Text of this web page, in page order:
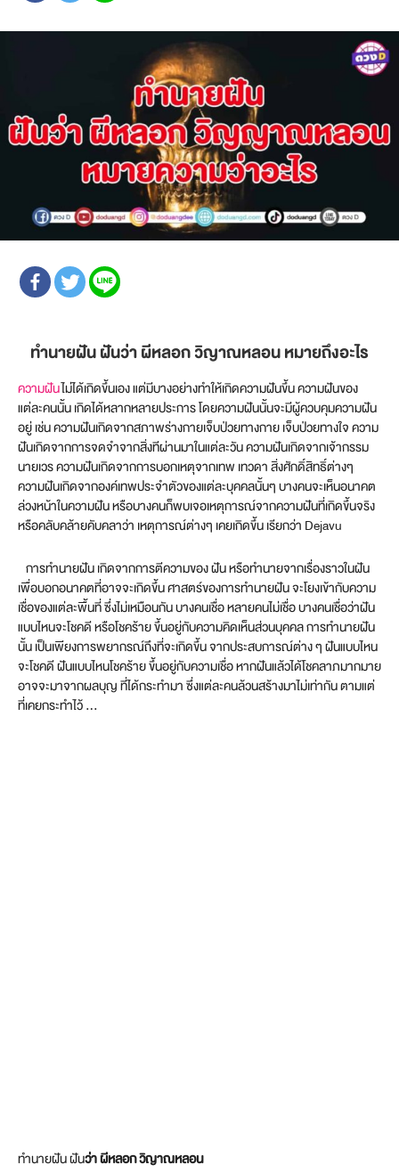
ทำนายฝัน ฝันว่า ผีหลอก วิญาณหลอน หมายถึงอะไร
ความฝันไม่ได้เกิดขึ้นเอง แต่มีบางอย่างทำให้เกิดความฝันขึ้น ความฝันของ
แต่ละคนนั้น เกิดได้หลากหลายประการ โดยความฝันนั้นจะมีผู้ควบคุมความฝัน
อยู่ เช่น ความฝันเกิดจากสภาพร่างกายเจ็บป่วยทางกาย เจ็บป่วยทางใจ ความ
ฝันเกิดจากการจดจำจากสิ่งทีผ่านมาในแต่ละวัน ความฝันเกิดจากเจ้ากรรม
นายเวร ความฝันเกิดจากการบอกเหตุจากเทพ เทวดา สิ่งศักดิ์สิทธิ์ต่างๆ
ความฝันเกิดจากองค์เทพประจำตัวของแต่ละบุคคลนั้นๆ บางคนจะเห็นอนาคต
ล่วงหน้าในความฝัน หรือบางคนก็พบเจอเหตุการณ์จากความฝันที่เกิดขึ้นจริง
หรือคลับคล้ายคับคลาว่า เหตุการณ์ต่างๆ เคยเกิดขึ้น เรียกว่า Dejavu
การทำนายฝัน เกิดจากการตีความของ ฝัน หรือทำนายจากเรื่องราวในฝัน
เพื่อบอกอนาคตที่อาจจะเกิดขึ้น ศาสตร์ของการทำนายฝัน จะโยงเข้ากับความ
เชื่อของแต่ละพื้นที่ ซึ่งไม่เหมือนกัน บางคนเชื่อ หลายคนไม่เชื่อ บางคนเชื่อว่าฝัน
แบบไหนจะโชคดี หรือโชคร้าย ขึ้นอยู่กับความคิดเห็นส่วนบุคคล การทำนายฝัน
นั้น เป็นเพียงการพยากรณ์ถึงที่จะเกิดขึ้น จากประสบการณ์ต่าง ๆ ฝันแบบไหน
จะโชคดี ฝันแบบไหนโชคร้าย ขึ้นอยู่กับความเชื่อ หากฝันแล้วได้โชคลาภมากมาย
อาจจะมาจากผลบุญ ที่ได้กระทำมา ซึ่งแต่ละคนล้วนสร้างมาไม่เท่ากัน ตามแต่
ที่เคยกระทำไว้ …
ทำนายฝัน ฝันว่า ผีหลอก วิญาณหลอน